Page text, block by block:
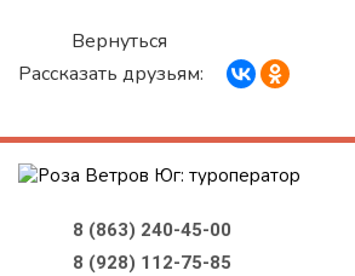
Вернуться
Рассказать друзьям:
8 (863) 240-45-00
8 (928) 112-75-85